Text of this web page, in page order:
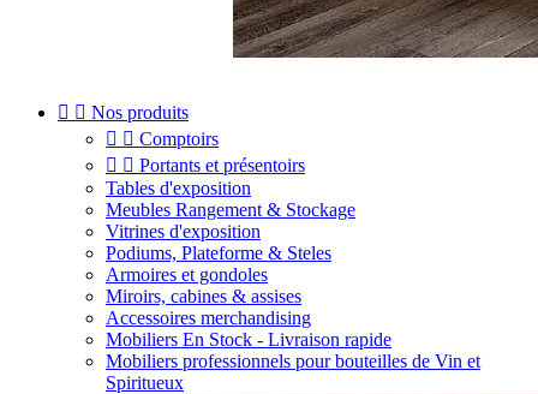
  Nos produits
  Comptoirs
  Portants et présentoirs
Tables d'exposition
Meubles Rangement & Stockage
Vitrines d'exposition
Podiums, Plateforme & Steles
Armoires et gondoles
Miroirs, cabines & assises
Accessoires merchandising
Mobiliers En Stock - Livraison rapide
Mobiliers professionnels pour bouteilles de Vin et
Spiritueux